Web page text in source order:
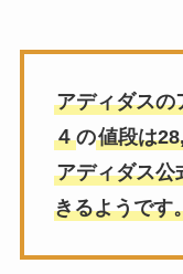
アディダス
４の値段は
アディダス公
きるようです